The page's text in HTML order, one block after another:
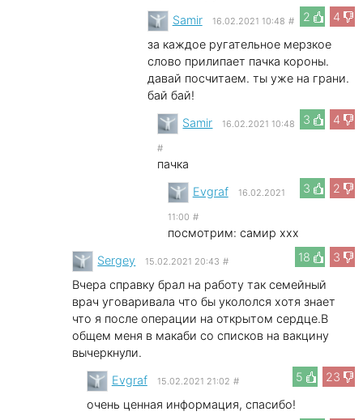
2
4
Samir 16.02.2021 10:48 #
за каждое ругательное мерзкое
слово прилипает пачка короны.
давай посчитаем. ты уже на грани.
бай бай!
3
4
Samir 16.02.2021 10:48
#
пачка
3
2
Evgraf 16.02.2021
11:00 #
посмотрим: самир xxx
18
3
Sergey 15.02.2021 20:43 #
Вчера справку брал на работу так семейный
врач уговаривала что бы укололся хотя знает
что я после операции на открытом сердце.В
общем меня в макаби со списков на вакцину
вычеркнули.
5
23
Evgraf 15.02.2021 21:02 #
очень ценная информация, спасибо!